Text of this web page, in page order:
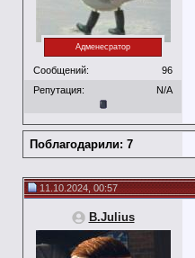
Адменесратор
Сообщений:
96
Репутация:
N/A
Поблагодарили: 7
11.10.2024, 00:57
B.Julius